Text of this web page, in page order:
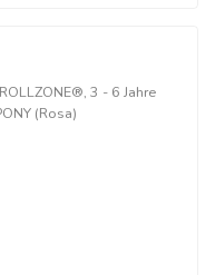
3 - 6 Jahre
(Rosa)